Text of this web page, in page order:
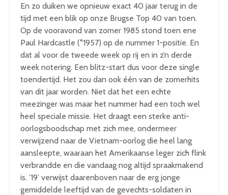
En zo duiken we opnieuw exact 40 jaar terug in de
tijd met een blik op onze Brugse Top 40 van toen.
Op de vooravond van zomer 1985 stond toen ene
Paul Hardcastle (°1957) op de nummer 1-positie. En
dat al voor de tweede week op rij en in z’n derde
week notering. Een blitz-start dus voor deze single
toendertijd. Het zou dan ook één van de zomerhits
van dit jaar worden. Niet dat het een echte
meezinger was maar het nummer had een toch wel
heel speciale missie. Het draagt een sterke anti-
oorlogsboodschap met zich mee, ondermeer
verwijzend naar de Vietnam-oorlog die heel lang
aansleepte, waaraan het Amerikaanse leger zich flink
verbrandde en die vandaag nog altijd spraakmakend
is. ’19’ verwijst daarenboven naar de erg jonge
gemiddelde leeftijd van de gevechts-soldaten in